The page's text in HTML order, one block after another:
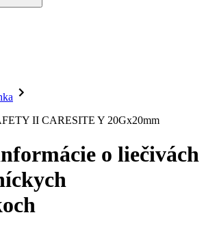
a urológia
bolesti
chirurgia
terapia
a kontrola infekcií
chirurgia
o rany
a kariéra
správy
formulár
II CARESITE Y 20Gx20mm
o liečivách